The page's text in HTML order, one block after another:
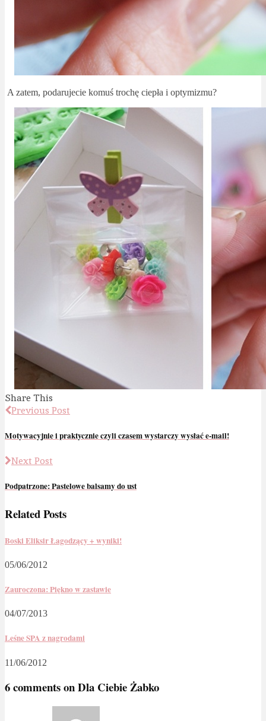
A zatem, podarujecie komuś trochę ciepła i optymizmu?
Share This
Previous Post
Motywacyjnie i praktycznie czyli czasem wystarczy wysłać e-mail!
Next Post
Podpatrzone: Pastelowe balsamy do ust
Related Posts
Boski Eliksir Łagodzący + wyniki!
05/06/2012
Zauroczona: Piękno w zastawie
04/07/2013
Leśne SPA z nagrodami
11/06/2012
6 comments onDla Ciebie Żabko